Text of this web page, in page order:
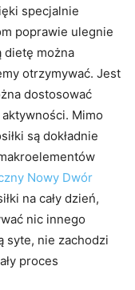
specjalnie
poprawie ulegnie
dietę można
otrzymywać. Jest
dostosować
Mimo
są dokładnie
Nowy Dwór
na cały dzień,
nic innego
syte, nie zachodzi
proces